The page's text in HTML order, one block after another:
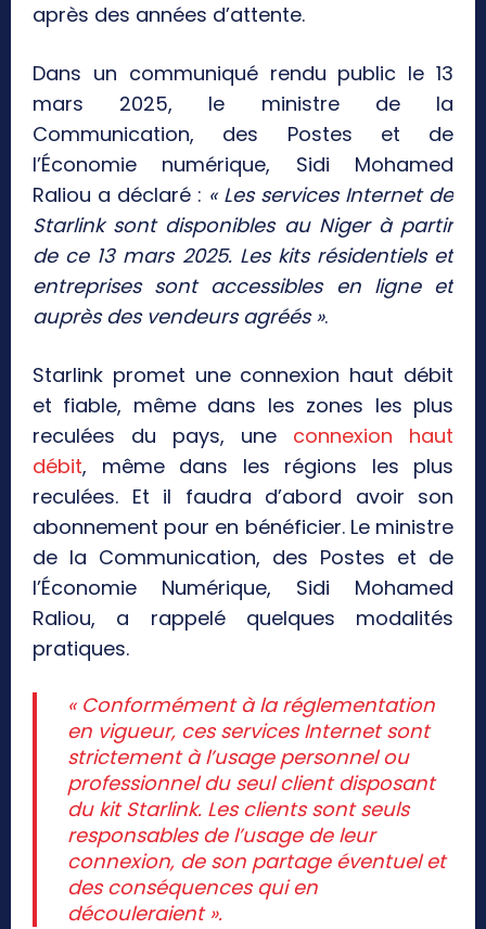
après des années d’attente.
Dans un communiqué rendu public le 13
mars 2025, le ministre de la
Communication, des Postes et de
l’Économie numérique, Sidi Mohamed
Raliou a déclaré : « Les services Internet de
Starlink sont disponibles au Niger à partir
de ce 13 mars 2025. Les kits résidentiels et
entreprises sont accessibles en ligne et
auprès des vendeurs agréés ».
Starlink promet une connexion haut débit
et fiable, même dans les zones les plus
reculées du pays, une connexion haut
débit, même dans les régions les plus
reculées. Et il faudra d’abord avoir son
abonnement pour en bénéficier. Le ministre
de la Communication, des Postes et de
l’Économie Numérique, Sidi Mohamed
Raliou, a rappelé quelques modalités
pratiques.
« Conformément à la réglementation
en vigueur, ces services Internet sont
strictement à l’usage personnel ou
professionnel du seul client disposant
du kit Starlink. Les clients sont seuls
responsables de l’usage de leur
connexion, de son partage éventuel et
des conséquences qui en
découleraient ».